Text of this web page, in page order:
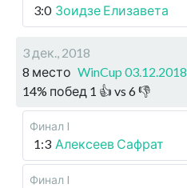
3:0 Зоидзе Елизавета
3 дек., 2018
8 место WinCup 03.12.2018
14% побед 1 👍 vs 6👎
Финал I
1:3 Алексеев Сафрат
Финал I